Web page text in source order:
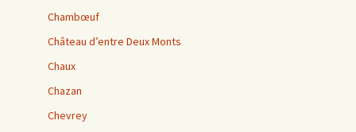
Chambœuf
Château d’entre Deux Monts
Chaux
Chazan
Chevrey